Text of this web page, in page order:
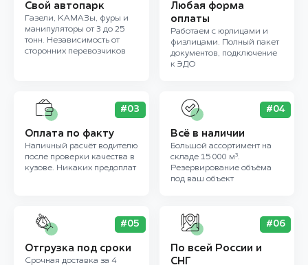
Свой автопарк
Газели, КАМАЗы, фуры и
манипуляторы от 3 до 25
тонн. Независимость от
сторонних перевозчиков
Любая форма
оплаты
Работаем с юрлицами и
физлицами. Полный пакет
документов, подключение
к ЭДО
#03
Оплата по факту
Наличный расчёт водителю
после проверки качества в
кузове. Никаких предоплат
#04
Всё в наличии
Большой ассортимент на
складе 15 000 м³.
Резервирование объёма
под ваш объект
#05
Отгрузка под сроки
Срочная доставка за 4
#06
По всей России и
СНГ